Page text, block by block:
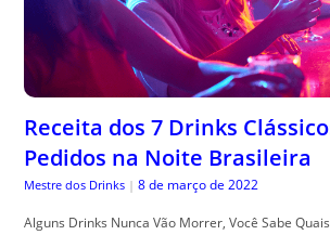
Receita dos 7 Drinks
Pedidos na Noite Brasileira
Mestre dos Drinks | 8 de março de 2022
Alguns Drinks Nunca Vão Morrer, Você Sabe